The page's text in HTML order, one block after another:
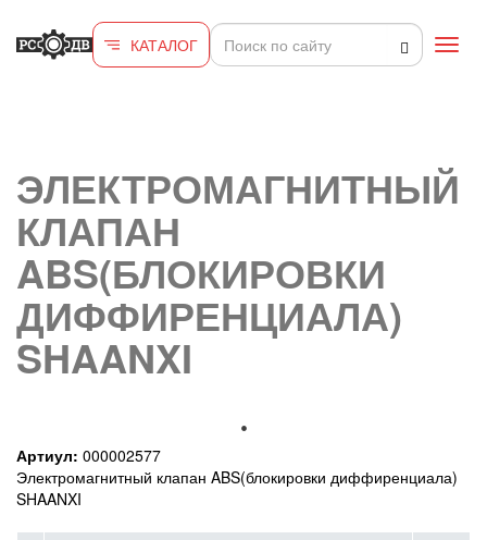
КАТАЛОГ
ЭЛЕКТРОМАГНИТНЫЙ
КЛАПАН
ABS(БЛОКИРОВКИ
ДИФФИРЕНЦИАЛА)
SHAANXI
Артиул: 000002577
Электромагнитный клапан ABS(блокировки диффиренциала)
SHAANXI